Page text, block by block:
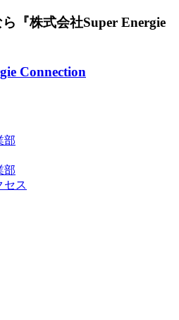
『株式会社Super Energie
部
部
セス